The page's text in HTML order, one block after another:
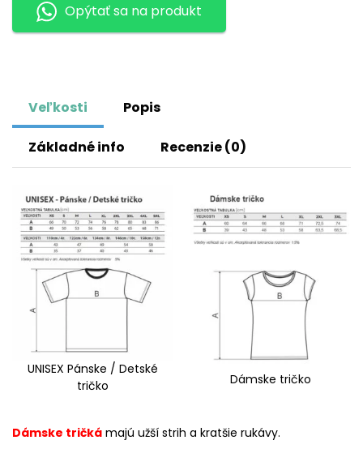
Opýtať sa na produkt
Veľkosti Popis
Základné info Recenzie (0)
UNISEX Pánske / Detské
tričko
Dámske tričko
Dámske tričká majú užší strih a kratšie rukávy.